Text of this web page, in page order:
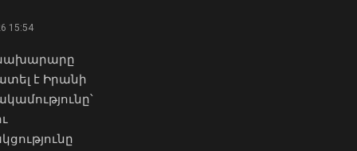
15:54
է Իրանի